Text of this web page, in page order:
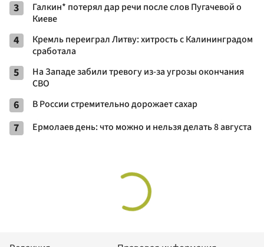
3
Галкин* потерял дар речи после слов Пугачевой о
Киеве
4
Кремль переиграл Литву: хитрость с Калининградом
сработала
5
На Западе забили тревогу из-за угрозы окончания
СВО
6 В России стремительно дорожает сахар
7 Ермолаев день: что можно и нельзя делать 8 августа